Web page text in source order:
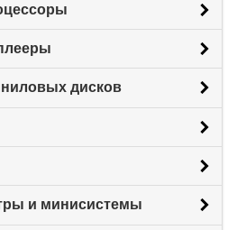
дисков
и минисистемы